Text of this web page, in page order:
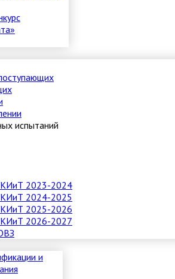
испытаний
2023-2024
2024-2025
2025-2026
2026-2027
и